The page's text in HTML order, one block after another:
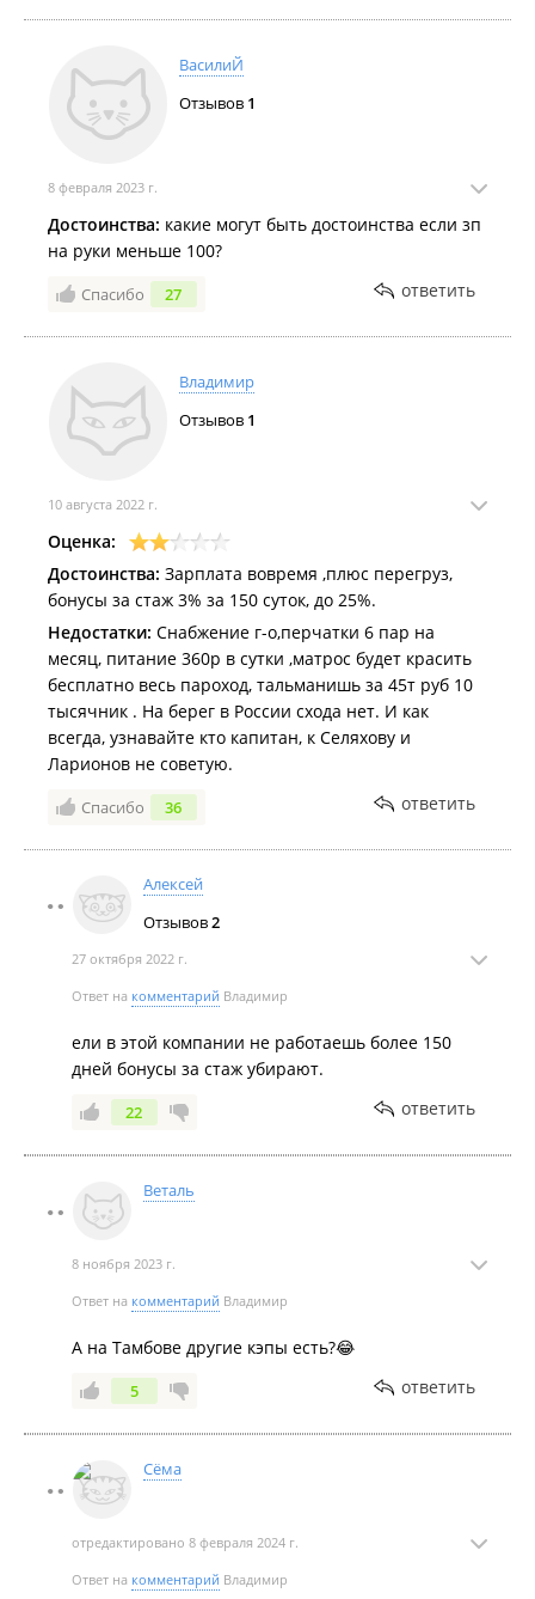
о всех этих проблемах . Так что если хотите
постоянно перерабатывать без доплат и при этом
ходить вечно голодным в старой робе в рейсах по 4
месяца , а также получать постоянный нагоняй с
офиса - добро пожаловать в Лодию
ВасилиЙ
Отзывов 1
8 февраля 2023 г.
Достоинства: какие могут быть достоинства если зп
на руки меньше 100?
Спасибо 27 ответить
Владимир
Отзывов 1
10 августа 2022 г.
Оценка:
Достоинства: Зарплата вовремя ,плюс перегруз,
бонусы за стаж 3% за 150 суток, до 25%.
Недостатки: Снабжение г-о,перчатки 6 пар на
месяц, питание 360р в сутки ,матрос будет красить
бесплатно весь пароход, тальманишь за 45т руб 10
тысячник . На берег в России схода нет. И как
всегда, узнавайте кто капитан, к Селяхову и
Ларионов не советую.
Спасибо 36 ответить
Алексей
Отзывов2
27 октября 2022 г.
Ответ на комментарий Владимир
ели в этой компании не работаешь более 150
дней бонусы за стаж убирают.
22 ответить
Веталь
8 ноября 2023 г.
Ответ на комментарий Владимир
А на Тамбове другие кэпы есть?😂
5 ответить
Сёма
отредактировано 8 февраля 2024 г.
Ответ на комментарий Владимир